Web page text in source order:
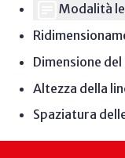
Modalità
Dimensione
Altezza della
Spaziatura